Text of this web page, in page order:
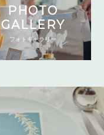
PHOTO
GALLERY
フォトギャラリー